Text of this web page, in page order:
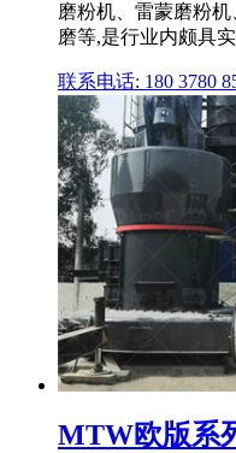
磨粉机、雷蒙磨粉
磨等,是行业内颇具
联系电话: 180 3780
MTW欧版系